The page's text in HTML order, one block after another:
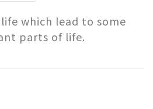
which lead to some
parts of life.